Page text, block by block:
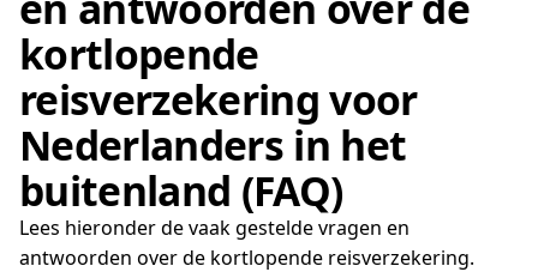
kortlopende
reisverzekering voor
Nederlanders in het
buitenland (FAQ)
Lees hieronder de vaak gestelde vragen en
antwoorden over de kortlopende reisverzekering.